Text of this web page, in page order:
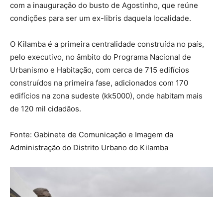
com a inauguração do busto de Agostinho, que reúne
condições para ser um ex-libris daquela localidade.
O Kilamba é a primeira centralidade construída no país,
pelo executivo, no âmbito do Programa Nacional de
Urbanismo e Habitação, com cerca de 715 edifícios
construídos na primeira fase, adicionados com 170
edifícios na zona sudeste (kk5000), onde habitam mais
de 120 mil cidadãos.
Fonte: Gabinete de Comunicação e Imagem da
Administração do Distrito Urbano do Kilamba